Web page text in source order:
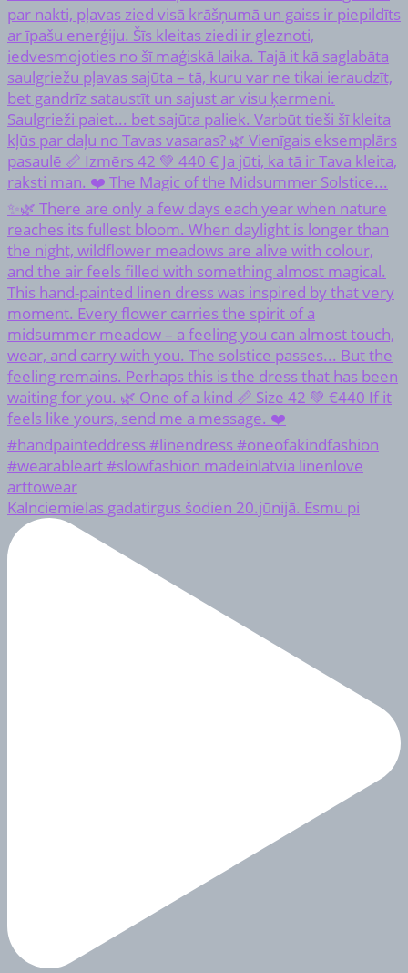
Kalnciemielas gadatirgus šodien 20.jūnijā. Esmu pi